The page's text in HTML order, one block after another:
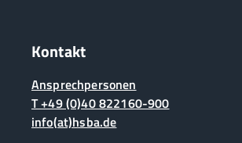
Kontakt
Ansprechpersonen
T +49 (0)40 822160-900
info(at)hsba.de